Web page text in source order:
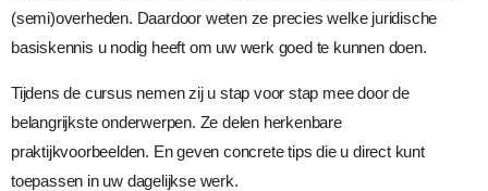
(semi)overheden. Daardoor weten ze precies welke juridische
basiskennis u nodig heeft om uw werk goed te kunnen doen.
Tijdens de cursus nemen zij u stap voor stap mee door de
belangrijkste onderwerpen. Ze delen herkenbare
praktijkvoorbeelden. En geven concrete tips die u direct kunt
toepassen in uw dagelijkse werk.